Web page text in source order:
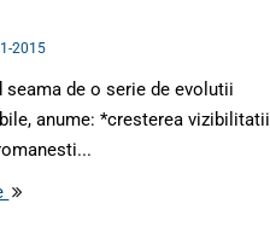
2015
seama de o serie de evolutii
anume: *cresterea vizibilitatii